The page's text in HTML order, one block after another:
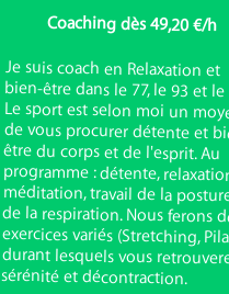
Coaching dès 49,20 €/h
Je suis coach en Relaxation et
bien-être dans le 77, le 93 et le 94.
Le sport est selon moi un moyen
de vous procurer détente et bien-
être du corps et de l'esprit. Au
programme : détente, relaxation,
méditation, travail de la posture et
de la respiration. Nous ferons des
exercices variés (Stretching, Pilates)
durant lesquels vous retrouverez
sérénité et décontraction.